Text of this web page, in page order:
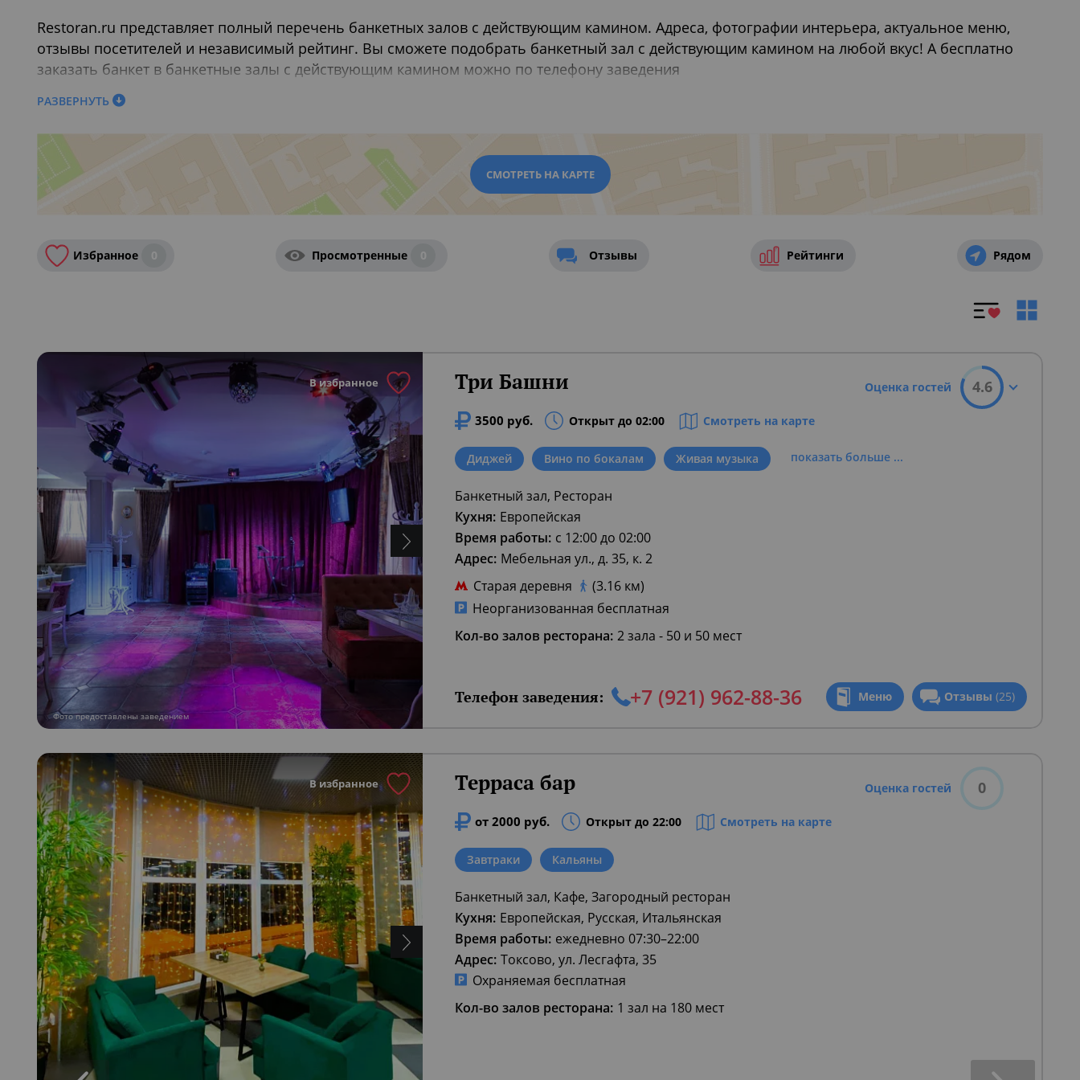
Restoran.ru представляет полный перечень банкетных залов с действующим камином. Адреса, фотографии интерьера, актуальное меню,
отзывы посетителей и независимый рейтинг. Вы сможете подобрать банкетный зал с действующим камином на любой вкус! А бесплатно
заказать банкет в банкетные залы с действующим камином можно по телефону заведения
Также вас могут заинтересовать:
РАЗВЕРНУТЬ
СМОТРЕТЬ НА КАРТЕ
Избранное 0 Просмотренные 0 Отзывы Рейтинги Рядом
В избранное
Фото предоставлены заведением
Три Башни
3500 руб. Открыт до 02:00 Смотреть на карте
Диджей Вино по бокалам Живая музыка показать больше ...
Банкетный зал, Ресторан
Кухня: Европейская
Время работы: с 12:00 до 02:00
Адрес: Мебельная ул., д. 35, к. 2
Старая деревня
(3.16 км)
Неорганизованная бесплатная
Кол-во залов ресторана: 2 зала - 50 и 50 мест
Телефон заведения: +7 (921) 962-88-36 Меню Отзывы (25)
Оценка гостей 4.6
В избранное Терраса бар
от 2000 руб. Открыт до 22:00 Смотреть на карте
Завтраки Кальяны
Банкетный зал, Кафе, Загородный ресторан
Кухня: Европейская, Русская, Итальянская
Время работы: ежедневно 07:30–22:00
Адрес: Токсово, ул. Лесгафта, 35
Охраняемая бесплатная
Кол-во залов ресторана: 1 зал на 180 мест
Оценка гостей 0